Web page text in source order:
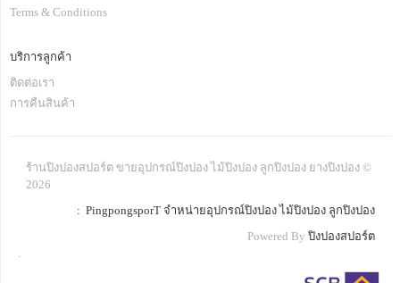
Terms & Conditions
บริการลูกค้า
ติดต่อเรา
การคืนสินค้า
ร้านปิงปองสปอร์ต ขายอุปกรณ์ปิงปอง ไม้ปิงปอง ลูกปิงปอง ยางปิงปอง ©
2026
: PingpongsporT จำหน่ายอุปกรณ์ปิงปอง ไม้ปิงปอง ลูกปิงปอง
Powered By ปิงปองสปอร์ต
.